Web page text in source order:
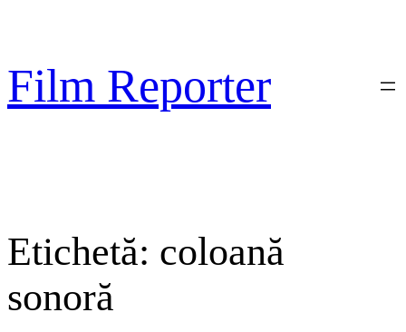
conținut
Film Reporter
Etichetă: coloană
sonoră